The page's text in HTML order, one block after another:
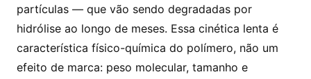
partículas — que vão sendo degradadas por
hidrólise ao longo de meses. Essa cinética lenta é
característica físico-química do polímero, não um
efeito de marca: peso molecular, tamanho e